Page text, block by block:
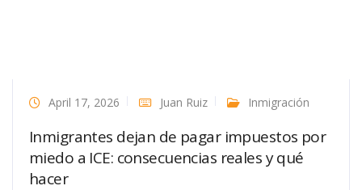
April 17, 2026 Juan Ruiz Inmigración
Inmigrantes dejan de pagar impuestos por
miedo a ICE: consecuencias reales y qué
hacer